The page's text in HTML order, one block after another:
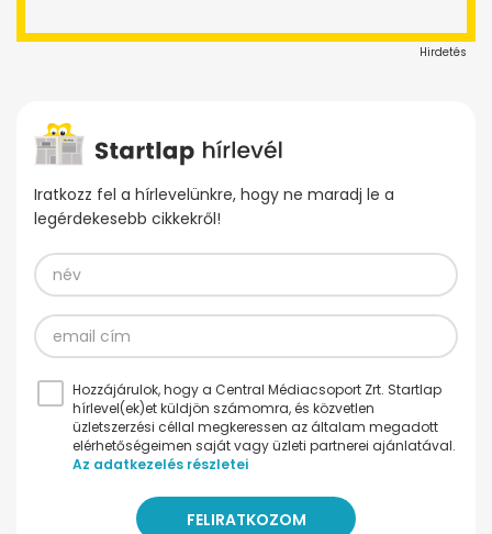
Hirdetés
Iratkozz fel a hírlevelünkre, hogy ne maradj le a
legérdekesebb cikkekről!
Hozzájárulok, hogy a Central Médiacsoport Zrt. Startlap
hírlevel(ek)et küldjön számomra, és közvetlen
üzletszerzési céllal megkeressen az általam megadott
elérhetőségeimen saját vagy üzleti partnerei ajánlatával.
Az adatkezelés részletei